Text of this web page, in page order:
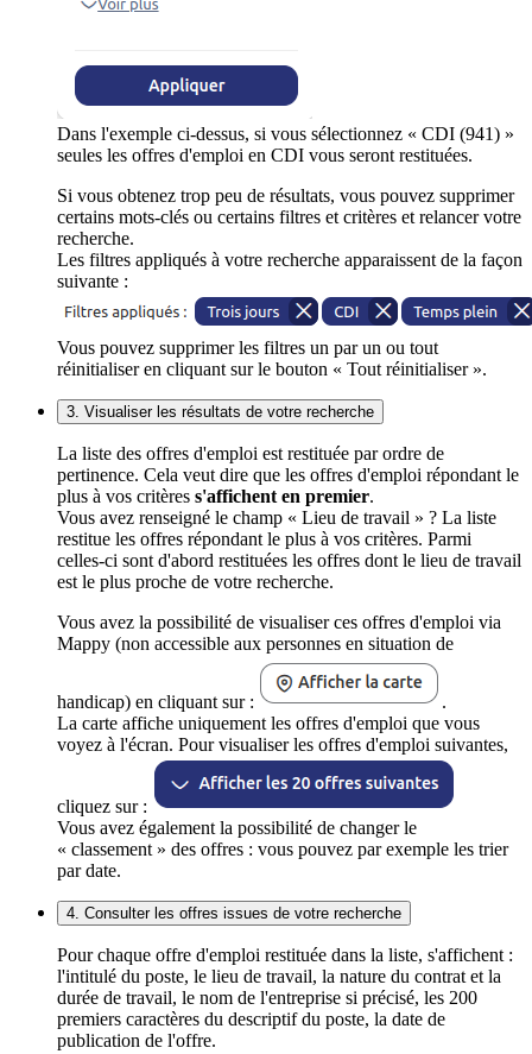
Dans l'exemple ci-dessus, si vous sélectionnez « CDI (941) »
seules les offres d'emploi en CDI vous seront restituées.
Si vous obtenez trop peu de résultats, vous pouvez supprimer
certains mots-clés ou certains filtres et critères et relancer votre
recherche.
Les filtres appliqués à votre recherche apparaissent de la façon
suivante :
Vous pouvez supprimer les filtres un par un ou tout
réinitialiser en cliquant sur le bouton « Tout réinitialiser ».
3. Visualiser les résultats de votre recherche
La liste des offres d'emploi est restituée par ordre de
pertinence. Cela veut dire que les offres d'emploi répondant le
plus à vos critères s'affichent en premier.
Vous avez renseigné le champ « Lieu de travail » ? La liste
restitue les offres répondant le plus à vos critères. Parmi
celles-ci sont d'abord restituées les offres dont le lieu de travail
est le plus proche de votre recherche.
Vous avez la possibilité de visualiser ces offres d'emploi via
Mappy (non accessible aux personnes en situation de
handicap) en cliquant sur :
.
La carte affiche uniquement les offres d'emploi que vous
voyez à l'écran. Pour visualiser les offres d'emploi suivantes,
cliquez sur :
Vous avez également la possibilité de changer le
« classement » des offres : vous pouvez par exemple les trier
par date.
4. Consulter les offres issues de votre recherche
Pour chaque offre d'emploi restituée dans la liste, s'affichent :
l'intitulé du poste, le lieu de travail, la nature du contrat et la
durée de travail, le nom de l'entreprise si précisé, les 200
premiers caractères du descriptif du poste, la date de
publication de l'offre.